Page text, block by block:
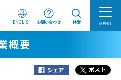
ENGLISH お問い合わせ 検索 MENU
概要